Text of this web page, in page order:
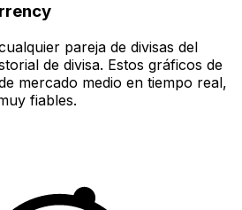
pareja de divisas del
de divisa. Estos gráficos de
mercado medio en tiempo real,
fiables.